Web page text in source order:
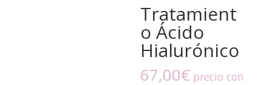
Tratamient
o Ácido
Hialurónico
67,00€ precio con